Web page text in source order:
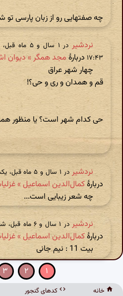
چه صفتهایی رو از زبان پارسی تو
نردشیر
۱۷:۴۳ دربارهٔ مجد همگر » دیوان
چهار شهر عراق
قم و همدان و ری و حی؟!
حی کدام شهر است؟ یا منظور
نردشیر در ‫۱ سال و ۵ ماه قبل، یکشنبه ۲۱ بهمن ۱۴۰۳، ساعت ۱۱:۳۰
دربارهٔکمال‌الدین اسماعیل » غزلیات
چه شعر زیبایی است...
نردشیر در ‫۱ سال و ۶ ماه قبل، شنبه ۲۰ بهمن ۱۴۰۳، ساعت ۱۵:۵۸
دربارهٔکمال‌الدین اسماعیل »
بیت 11 : نیم جانی
۱
۲ ۳
خانه کدهای گنجور